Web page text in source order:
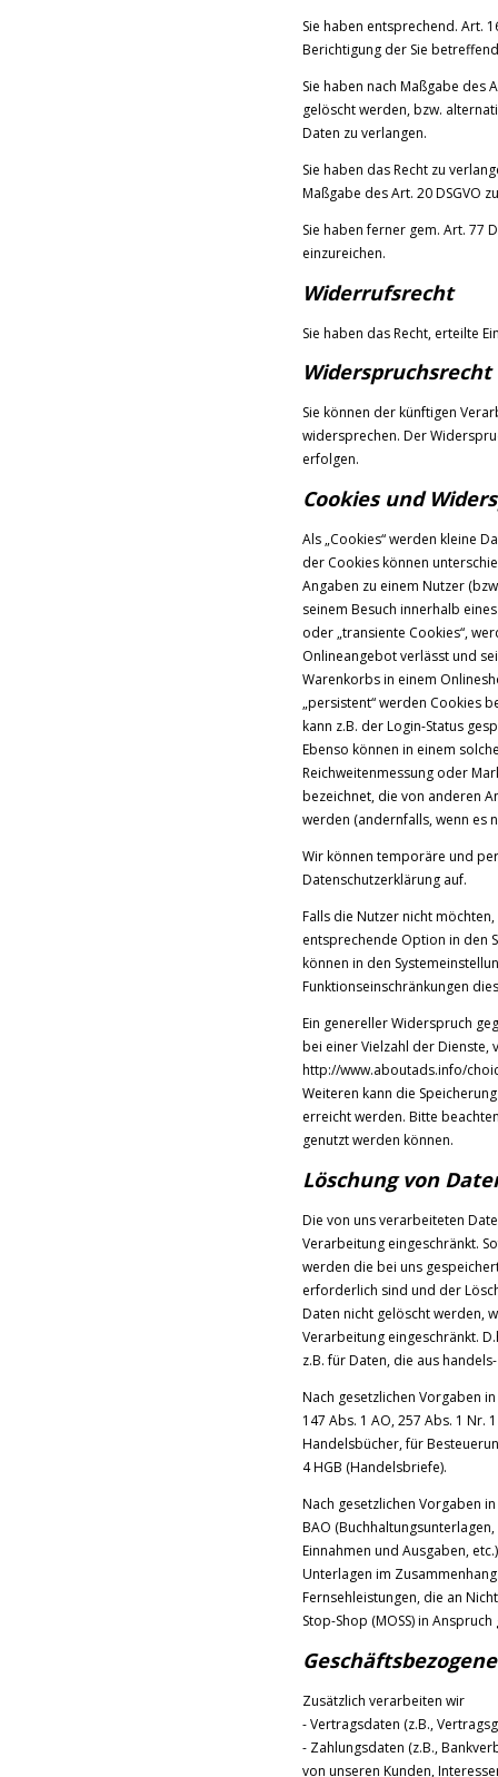
Sie haben entsprechend. Art.
Berichtigung der Sie
Sie haben nach Maßgabe des
gelöscht werden, bzw.
Daten zu verlangen.
Sie haben das Recht zu
Maßgabe des Art. 20 DSGVO
Sie haben ferner gem. Art. 77
einzureichen.
Widerrufsrecht
Sie haben das Recht, erteilte
Widerspruchsrecht
Sie können der künftigen
widersprechen. Der
erfolgen.
Cookies und
Als „Cookies“ werden kleine
der Cookies können
Angaben zu einem Nutzer
seinem Besuch innerhalb
oder „transiente Cookies“,
Onlineangebot verlässt und
Warenkorbs in einem
„persistent“ werden Cookies
kann z.B. der Login-Status
Ebenso können in einem
Reichweitenmessung oder
bezeichnet, die von anderen
werden (andernfalls, wenn es
Wir können temporäre und
Datenschutzerklärung auf.
Falls die Nutzer nicht
entsprechende Option in den
können in den
Funktionseinschränkungen
Ein genereller Widerspruch
bei einer Vielzahl der Dienste,
http://www.aboutads.info/
Weiteren kann die
erreicht werden. Bitte
genutzt werden können.
Löschung von
Die von uns verarbeiteten
Verarbeitung eingeschränkt.
werden die bei uns
erforderlich sind und der
Daten nicht gelöscht werden,
Verarbeitung eingeschränkt.
z.B. für Daten, die aus
Nach gesetzlichen Vorgaben
147 Abs. 1 AO, 257 Abs. 1 Nr.
Handelsbücher, für
4 HGB (Handelsbriefe).
Nach gesetzlichen Vorgaben
BAO
Einnahmen und Ausgaben,
Unterlagen im
Fernsehleistungen, die an
Stop-Shop (MOSS) in
Zusätzlich verarbeiten wir
- Vertragsdaten (z.B.,
- Zahlungsdaten (z.B.,
von unseren Kunden,